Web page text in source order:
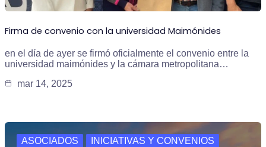
Firma de convenio con la universidad Maimónides
en el día de ayer se firmó oficialmente el convenio entre la
universidad maimónides y la cámara metropolitana…
mar 14, 2025
ASOCIADOS INICIATIVAS Y CONVENIOS